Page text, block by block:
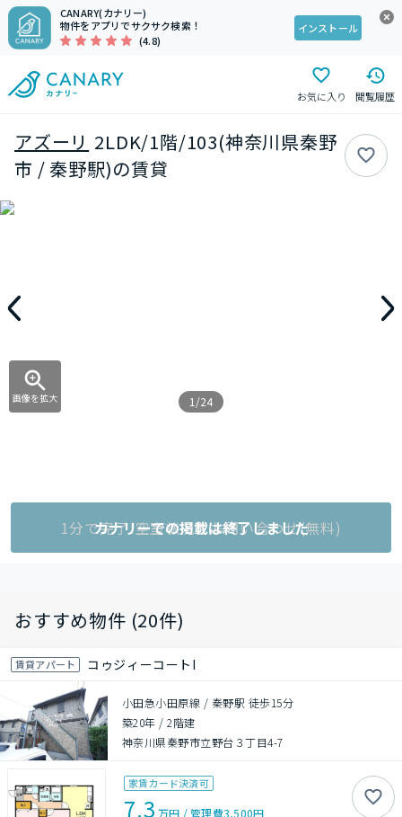
CANARY(カナリー)
物件をアプリでサクサク検索！
(4.8)
インストール
お気に入り 閲覧履歴
アズーリ 2LDK/1階/103(神奈川県秦野
市 / 秦野駅)の賃貸
画像を拡大 1/24
1分で完了!空室状況をお問い合わせ(無料)
カナリーでの掲載は終了しました
おすすめ物件 (20件)
賃貸アパート コゥジィーコートI
小田急小田原線 / 秦野駅 徒歩15分
築20年 /2階建
神奈川県秦野市立野台３丁目4-7
家賃カード決済可
7.3 万円 /管理費3,500円